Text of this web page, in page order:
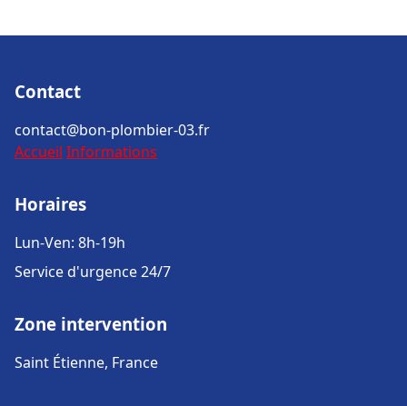
Contact
contact@bon-plombier-03.fr
Accueil Informations
Horaires
Lun-Ven: 8h-19h
Service d'urgence 24/7
Zone intervention
Saint Étienne, France